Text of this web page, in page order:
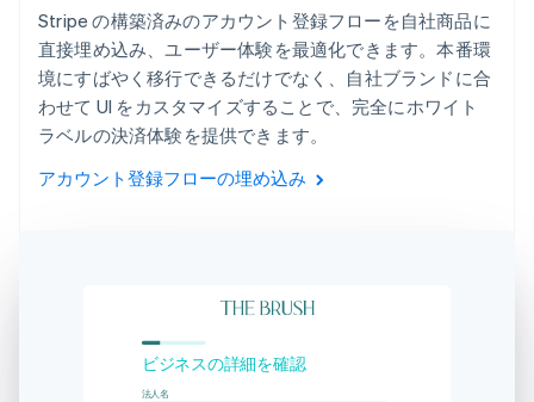
Stripe の構築済みのアカウント登録フローを自社商品に
直接埋め込み、ユーザー体験を最適化できます。本番環
境にすばやく移行できるだけでなく、自社ブランドに合
わせて UI をカスタマイズすることで、完全にホワイト
ラベルの決済体験を提供できます。
アカウント登録フローの埋め込み
ビジネスの詳細を確認
法人名